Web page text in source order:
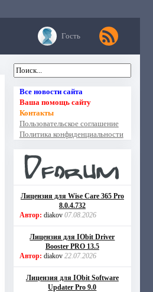
Гость
Все новости сайта
Ваша помощь сайту
Контакты
Пользовательское соглашение
Политика конфиденциальности
Лицензия для Wise Care 365 Pro
8.0.4.732
Автор: diakov 07.08.2026
Лицензия для IObit Driver
Booster PRO 13.5
Автор: diakov 22.07.2026
Лицензия для IObit Software
Updater Pro 9.0